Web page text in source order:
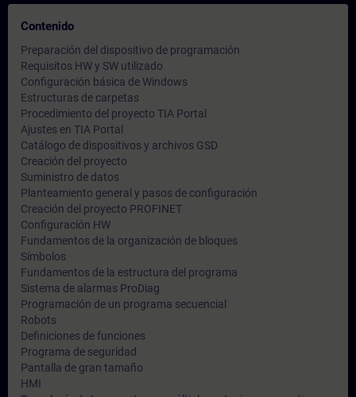
Contenido
Preparación del dispositivo de programación
Requisitos HW y SW utilizado
Configuración básica de Windows
Estructuras de carpetas
Procedimiento del proyecto TIA Portal
Ajustes en TIA Portal
Catálogo de dispositivos y archivos GSD
Creación del proyecto
Suministro de datos
Planteamiento general y pasos de configuración
Creación del proyecto PROFINET
Configuración HW
Fundamentos de la organización de bloques
Símbolos
Fundamentos de la estructura del programa
Sistema de alarmas ProDiag
Programación de un programa secuencial
Robots
Definiciones de funciones
Programa de seguridad
Pantalla de gran tamaño
HMI